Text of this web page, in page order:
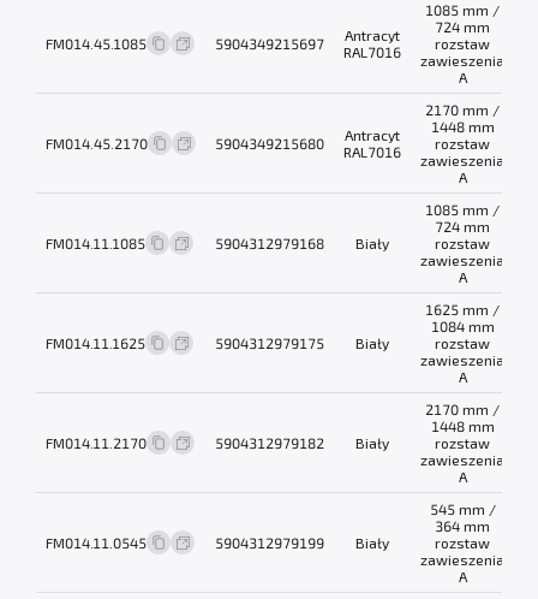
FM014.45.1085 5904349215697
Antracyt
RAL7016
1085 mm /
724 mm
rozstaw
zawieszenia
A
FM014.45.2170 5904349215680
Antracyt
RAL7016
2170 mm /
1448 mm
rozstaw
zawieszenia
A
FM014.11.1085 5904312979168 Biały
1085 mm /
724 mm
rozstaw
zawieszenia
A
FM014.11.1625 5904312979175 Biały
1625 mm /
1084 mm
rozstaw
zawieszenia
A
FM014.11.2170 5904312979182 Biały
2170 mm /
1448 mm
rozstaw
zawieszenia
A
FM014.11.0545 5904312979199 Biały
545 mm /
364 mm
rozstaw
zawieszenia
A